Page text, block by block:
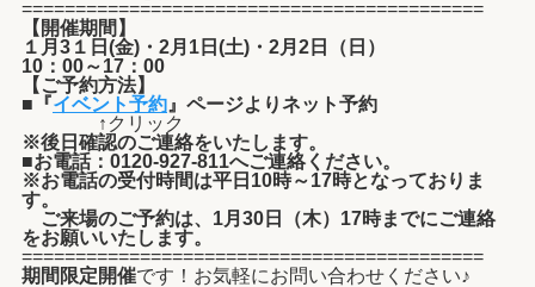
===========================================
【開催期間】
１月3１日(金)・2月1 日(土)・2月2日（日）
10：00～17：00
【ご予約方法】
■『イベント予約 』ページよりネット予約
↑クリック
※後日確認のご連絡をいたします。
■お電話：0120-927-811へご連絡ください。
※お電話の受付時間は平日10時～17時となっておりま
す。
ご来場のご予約は、1月30日（木）17時までにご連絡
をお願いいたします。
===========================================
期間限定開催です！お気軽にお問い合わせください♪